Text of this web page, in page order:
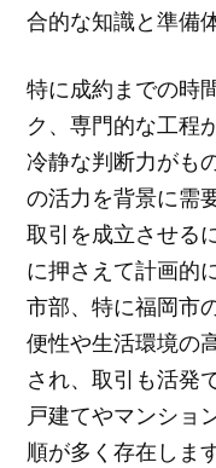
合的な知識と準備
特に成約までの時
ク、専門的な工程
冷静な判断力がも
の活力を背景に需
取引を成立させる
に押さえて計画的
市部、特に福岡市
便性や生活環境の
され、取引も活発
戸建てやマンショ
順が多く存在しま